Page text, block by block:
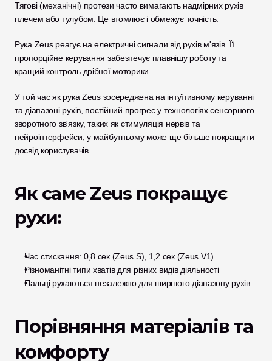
Тягові (механічні) протези часто вимагають надмірних рухів
плечем або тулубом. Це втомлює і обмежує точність.
Рука Zeus реагує на електричні сигнали від рухів м'язів. Її
пропорційне керування забезпечує плавнішу роботу та
кращий контроль дрібної моторики.
У той час як рука Zeus зосереджена на інтуїтивному керуванні
та діапазоні рухів, постійний прогрес у технологіях сенсорного
зворотного зв'язку, таких як стимуляція нервів та
нейроінтерфейси, у майбутньому може ще більше покращити
досвід користувачів.
Як саме Zeus покращує
рухи:
Час стискання: 0,8 сек (Zeus S), 1,2 сек (Zeus V1)
Різноманітні типи хватів для різних видів діяльності
Пальці рухаються незалежно для ширшого діапазону рухів
Порівняння матеріалів та
комфорту